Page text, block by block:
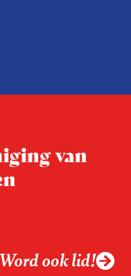
van
Word ook lid!